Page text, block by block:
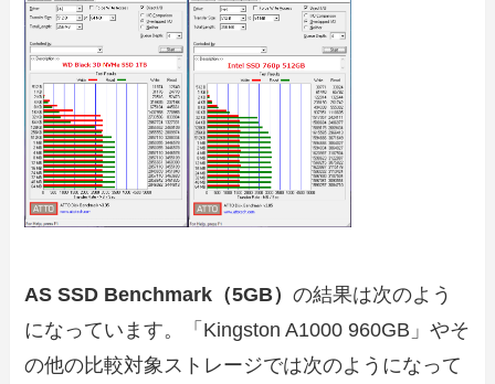
AS SSD Benchmark（5GB）の結果は次のよう
になっています。「Kingston A1000 960GB」やそ
の他の比較対象ストレージでは次のようになって